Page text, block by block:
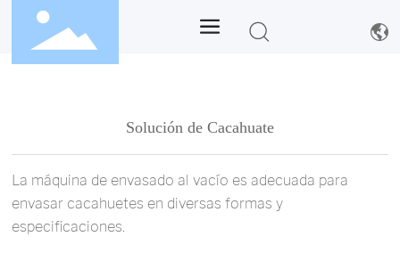
Solución de Cacahuate
La máquina de envasado al vacío es adecuada para
envasar cacahuetes en diversas formas y
especificaciones.